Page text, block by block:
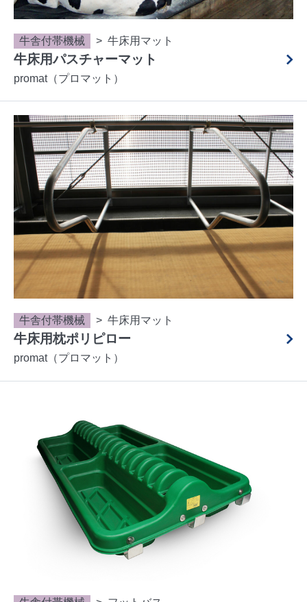
牛舎付帯機械 牛床用マット
牛床用パスチャーマット
promat（プロマット）
牛舎付帯機械 牛床用マット
牛床用枕ポリピロー
promat（プロマット）